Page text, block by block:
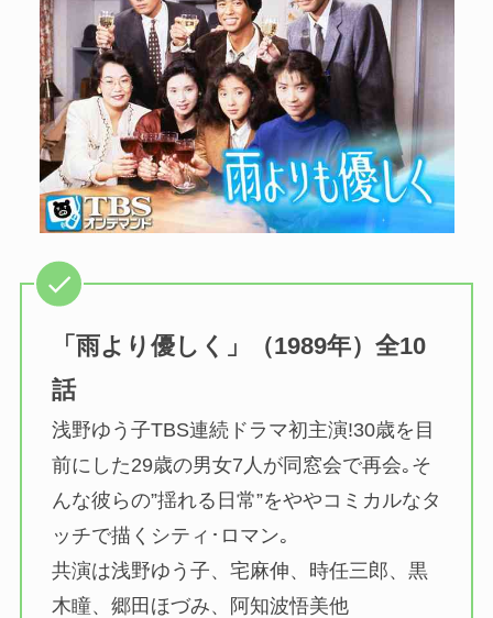
「雨より優しく」（1989年）全10
話
浅野ゆう子TBS連続ドラマ初主演!30歳を目
前にした29歳の男女7人が同窓会で再会｡そ
んな彼らの”揺れる日常”をややコミカルなタ
ッチで描くシティ･ロマン｡
共演は浅野ゆう子、宅麻伸、時任三郎、黒
木瞳、郷田ほづみ、阿知波悟美他